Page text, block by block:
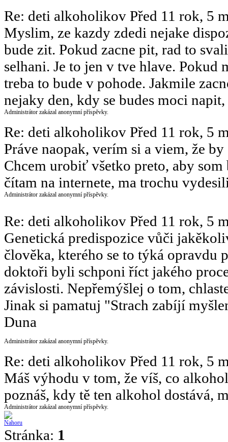
Re: deti alkoholikov Před 11 rok, 5
Myslim, ze kazdy zdedi nejake
bude zit. Pokud zacne pit, rad to
selhani. Je to jen v tve hlave. Pokud
treba to bude v pohode. Jakmile
nejaky den, kdy se budes moci
Administrátor zakázal anonymní příspěvky.
Re: deti alkoholikov Před 11 rok, 5
Práve naopak, verím si a viem, že
Chcem urobiť všetko preto, aby
čítam na internete, ma trochu
Administrátor zakázal anonymní příspěvky.
Re: deti alkoholikov Před 11 rok, 5
Genetická predispozice vůči
člověka, kterého se to týká opravdu
doktoři byli schponi říct jakého
závislosti. Nepřemýšlej o tom,
Jinak si pamatuj "Strach zabíjí
Duna
Administrátor zakázal anonymní příspěvky.
Re: deti alkoholikov Před 11 rok, 5
Máš výhodu v tom, že víš, co
poznáš, kdy tě ten alkohol dostává,
Administrátor zakázal anonymní příspěvky.
Stránka: 1